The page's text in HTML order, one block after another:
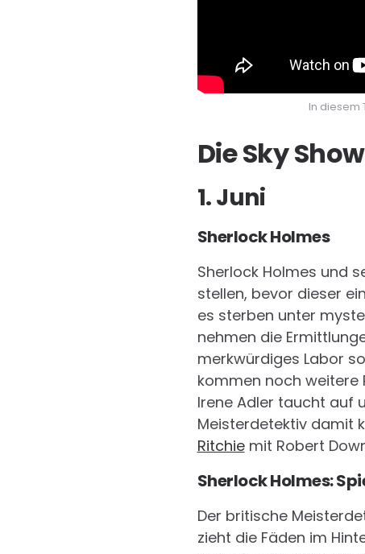
In diesem
Die Sky
1. Juni
Sherlock Holmes
Sherlock Holmes und
stellen, bevor dieser
es sterben unter
nehmen die
merkwürdiges Labor
kommen noch weitere
Irene Adler taucht auf
Meisterdetektiv damit
Ritchiemit Robert
Sherlock Holmes:
Der britische
zieht die Fäden im